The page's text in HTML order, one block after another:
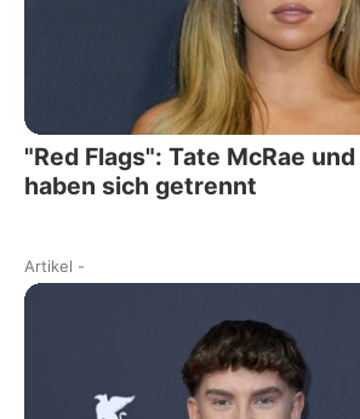
"Red Flags": Tate McRae
haben sich getrennt
Artikel -